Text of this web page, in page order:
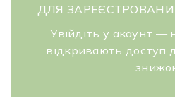
ДЛЯ
Увійдіть у акаунт —
відкривають доступ